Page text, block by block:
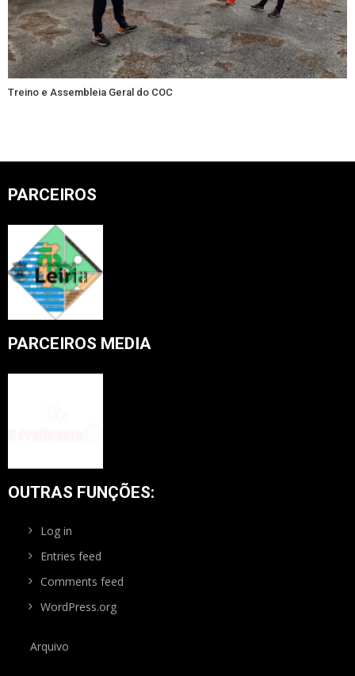
Treino e Assembleia Geral do COC
PARCEIROS
PARCEIROS MEDIA
OUTRAS FUNÇÕES:
Log in
Entries feed
Comments feed
WordPress.org
Arquivo